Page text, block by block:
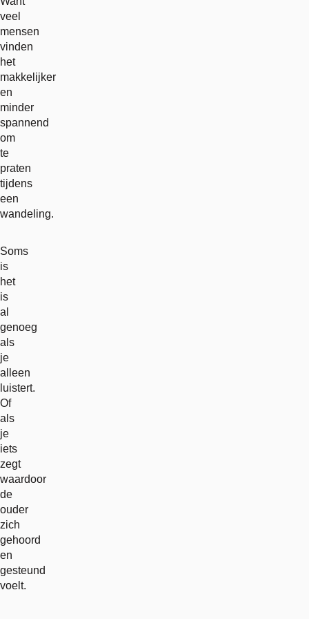
veel
mensen
vinden
het
makkelijker
en
minder
spannend
om
te
praten
tijdens
een
wandeling.
Soms
is
het
is
al
genoeg
als
je
alleen
luistert.
Of
als
je
iets
zegt
waardoor
de
ouder
zich
gehoord
en
gesteund
voelt.